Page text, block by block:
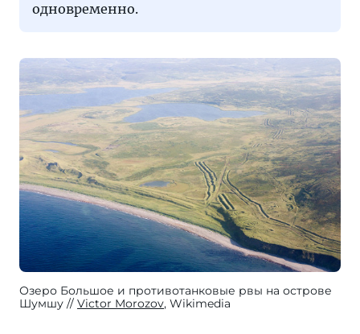
одновременно.
Озеро Большое и противотанковые рвы на острове
Шумшу
Victor Morozov, Wikimedia